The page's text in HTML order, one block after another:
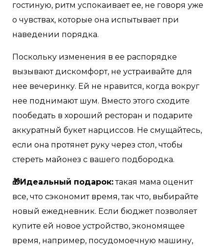
гостиную, ритм успокаивает ее, не говоря уже
о чувствах, которые она испытывает при
наведении порядка.
Поскольку изменения в ее распорядке
вызывают дискомфорт, не устраивайте для
нее вечеринку. Ей не нравится, когда вокруг
нее поднимают шум. Вместо этого сходите
пообедать в хороший ресторан и подарите
аккуратный букет нарциссов. Не смущайтесь,
если она протянет руку через стол, чтобы
стереть майонез с вашего подбородка.
🎁Идеальный подарок:такая мама оценит
все, что сэкономит время, так что, выбирайте
новый ежедневник. Если бюджет позволяет
купите ей новое устройство, экономящее
время, например, посудомоечную машину,